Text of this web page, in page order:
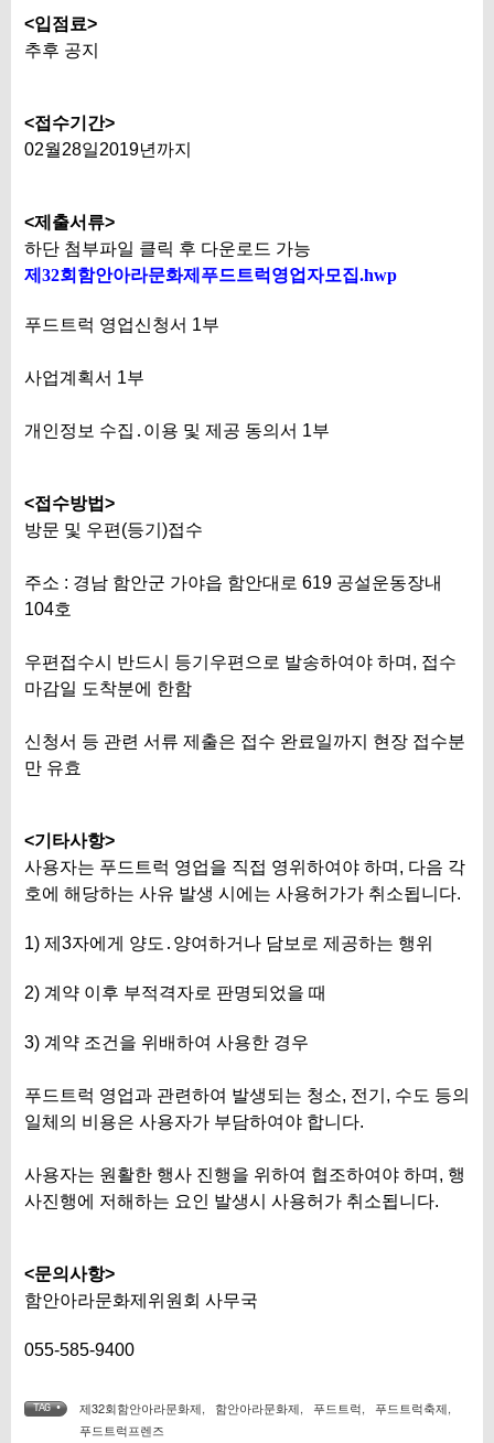
<입점료>
추후 공지
<접수기간>
02월28일2019년까지
<제출서류>
하단 첨부파일 클릭 후 다운로드 가능
제32회함안아라문화제푸드트럭영업자모집.hwp
푸드트럭 영업신청서 1부
사업계획서 1부
개인정보 수집․이용 및 제공 동의서 1부
<접수방법>
방문 및 우편(등기)접수
주소 : 경남 함안군 가야읍 함안대로 619 공설운동장내
104호
우편접수시 반드시 등기우편으로 발송하여야 하며, 접수
마감일 도착분에 한함
신청서 등 관련 서류 제출은 접수 완료일까지 현장 접수분
만 유효
<기타사항>
사용자는 푸드트럭 영업을 직접 영위하여야 하며, 다음 각
호에 해당하는 사유 발생 시에는 사용허가가 취소됩니다.
1) 제3자에게 양도․양여하거나 담보로 제공하는 행위
2) 계약 이후 부적격자로 판명되었을 때
3) 계약 조건을 위배하여 사용한 경우
푸드트럭 영업과 관련하여 발생되는 청소, 전기, 수도 등의
일체의 비용은 사용자가 부담하여야 합니다.
사용자는 원활한 행사 진행을 위하여 협조하여야 하며, 행
사진행에 저해하는 요인 발생시 사용허가 취소됩니다.
<문의사항>
함안아라문화제위원회 사무국
055-585-9400
TAG • 제32회함안아라문화제, 함안아라문화제, 푸드트럭, 푸드트럭축제,
푸드트럭프렌즈